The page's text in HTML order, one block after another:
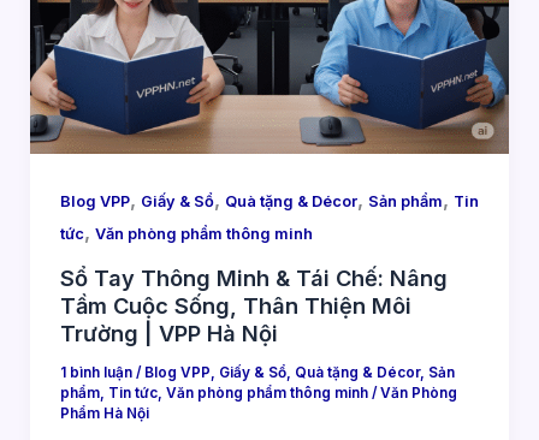
Blog VPP, Giấy & Sổ, Quà tặng & Décor, Sản phẩm, Tin
tức, Văn phòng phẩm thông minh
Sổ Tay Thông Minh & Tái Chế: Nâng
Tầm Cuộc Sống, Thân Thiện Môi
Trường | VPP Hà Nội
1 bình luận / Blog VPP, Giấy & Sổ, Quà tặng & Décor, Sản
phẩm, Tin tức, Văn phòng phẩm thông minh/ Văn Phòng
Phẩm Hà Nội